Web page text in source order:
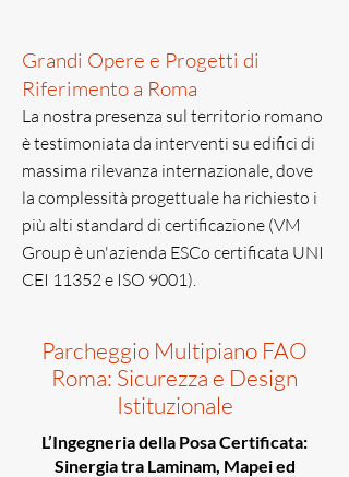
Grandi Opere e Progetti di
Riferimento a Roma
La nostra presenza sul territorio romano
è testimoniata da interventi su edifici di
massima rilevanza internazionale, dove
la complessità progettuale ha richiesto i
più alti standard di certificazione (VM
Group è un'azienda ESCo certificata UNI
CEI 11352 e ISO 9001).
Parcheggio Multipiano FAO
Roma: Sicurezza e Design
Istituzionale
L’Ingegneria della Posa Certificata:
Sinergia tra Laminam, Mapei ed